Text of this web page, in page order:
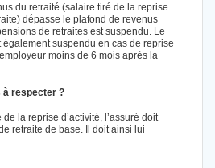
du retraité (salaire tiré de la reprise
dépasse le plafond de revenus
de retraites est suspendu. Le
suspendu en cas de reprise
moins de 6 mois après la
à respecter ?
la reprise d’activité, l’assuré doit
retraite de base. Il doit ainsi lui